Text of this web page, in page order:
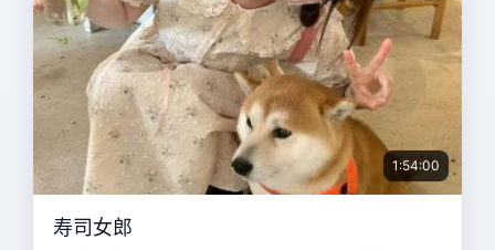
1:54:00
寿司女郎